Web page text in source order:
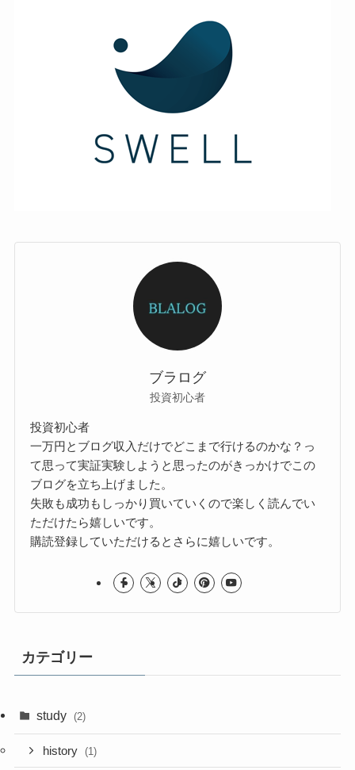
ブラログ
投資初心者
投資初心者
一万円とブログ収入だけでどこまで行けるのかな？っ
て思って実証実験しようと思ったのがきっかけでこの
ブログを立ち上げました。
失敗も成功もしっかり買いていくので楽しく読んでい
ただけたら嬉しいです。
購読登録していただけるとさらに嬉しいです。
カテゴリー
study (2)
history (1)